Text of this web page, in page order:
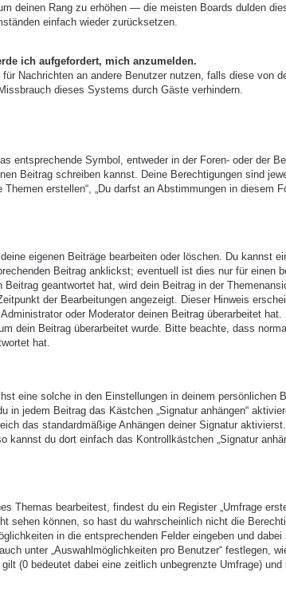
deinen Rang zu erhöhen — die meisten Boards dulden
einfach wieder zurücksetzen.
ich aufgefordert, mich anzumelden.
Nachrichten an andere Benutzer nutzen, falls diese von
dieses Systems durch Gäste verhindern.
entsprechende Symbol, entweder in der Foren- oder der
Beitrag schreiben kannst. Deine Berechtigungen sind
erstellen“, „Du darfst an Abstimmungen in diesem
eigenen Beiträge bearbeiten oder löschen. Du kannst
Beitrag anklickst; eventuell ist dies nur für einen
geantwortet hat, wird dein Beitrag in der
der Bearbeitungen angezeigt. Dieser Hinweis
oder Moderator deinen Beitrag überarbeitet hat.
dein Beitrag überarbeitet wurde. Bitte beachte, dass
hat.
eine solche in den Einstellungen in deinem persönlichen
in jedem Beitrag das Kästchen „Signatur anhängen“
das standardmäßige Anhängen deiner Signatur
du dort einfach das Kontrollkästchen „Signatur
Themas bearbeitest, findest du ein Register „Umfrage
sehen können, so hast du wahrscheinlich nicht die
in die entsprechenden Felder eingeben und
unter „Auswahlmöglichkeiten pro Benutzer“ festlegen,
(0 bedeutet dabei eine zeitlich unbegrenzte Umfrage)